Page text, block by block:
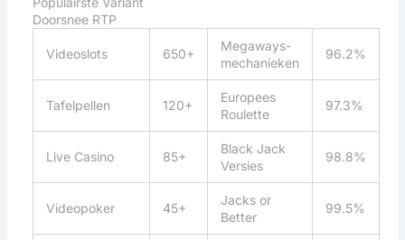
Doorsnee RTP
Videoslots 650+
Megaways-
mechanieken
96.2%
Tafelpellen 120+
Europees
Roulette
97.3%
Live Casino 85+
Black Jack
Versies
98.8%
Videopoker 45+
Jacks or
Better
99.5%